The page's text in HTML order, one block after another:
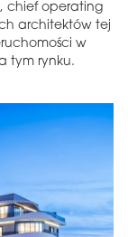
chief operating
architektów tej
w
tym rynku.